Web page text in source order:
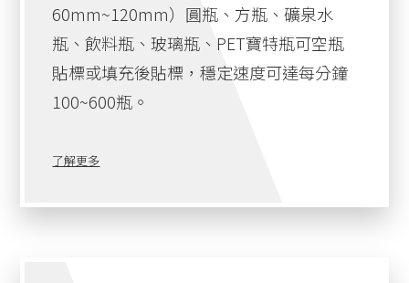
60mm~120mm）圓瓶、方瓶、礦泉水
瓶、飲料瓶、玻璃瓶、PET寶特瓶可空瓶
貼標或填充後貼標，穩定速度可達每分鐘
100~600瓶。
了解更多